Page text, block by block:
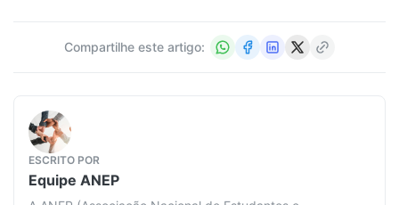
Compartilhe este artigo:
ESCRITO POR
Equipe ANEP